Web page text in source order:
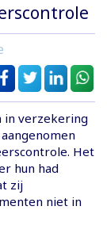
in verzekering
Het
hun had
zij
niet in